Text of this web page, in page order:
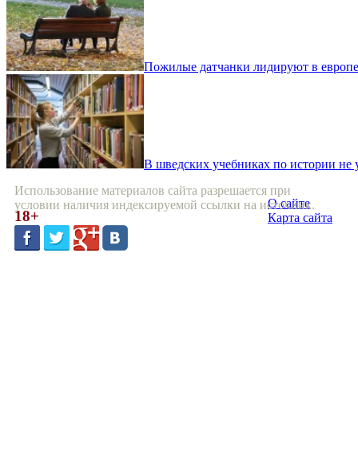
Пожилые датчанки лидируют в
В шведских учебниках по истории
Использование материалов сайта разрешается при
условии наличия индексируемой ссылки на источник.
18+
О сайте
Карта сайта